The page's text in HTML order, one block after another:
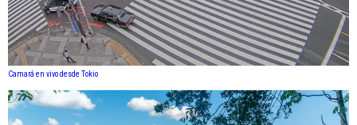
Camará en vivo desde Tokio